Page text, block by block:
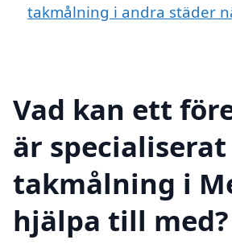
takmålning i andra städer
Vad kan ett
är specialiserat
takmålning i
hjälpa till med?